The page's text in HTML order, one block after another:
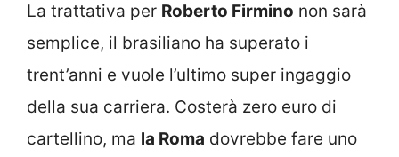
La trattativa per Roberto Firmino non sarà
semplice, il brasiliano ha superato i
trent’anni e vuole l’ultimo super ingaggio
della sua carriera. Costerà zero euro di
cartellino, ma la Roma dovrebbe fare uno